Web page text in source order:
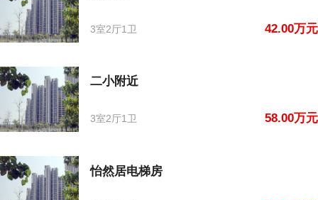
3室2厅1卫 42.00万元
二小附近
3室2厅1卫 58.00万元
怡然居电梯房